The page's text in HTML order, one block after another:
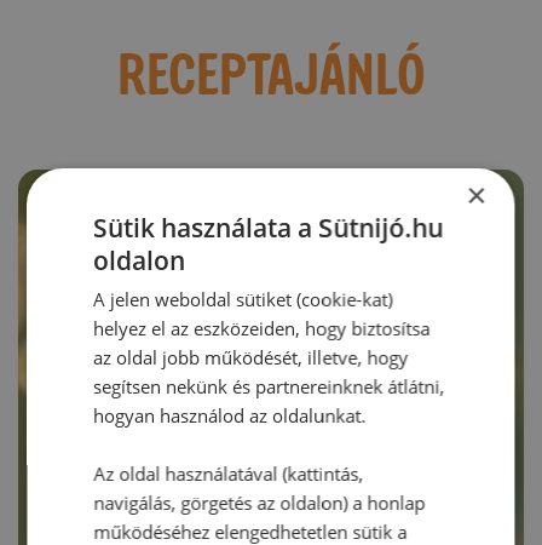
RECEPTAJÁNLÓ
×
Sütik használata a Sütnijó.hu
oldalon
A jelen weboldal sütiket (cookie-kat)
helyez el az eszközeiden, hogy biztosítsa
az oldal jobb működését, illetve, hogy
segítsen nekünk és partnereinknek átlátni,
hogyan használod az oldalunkat.
Az oldal használatával (kattintás,
navigálás, görgetés az oldalon) a honlap
működéséhez elengedhetetlen sütik a